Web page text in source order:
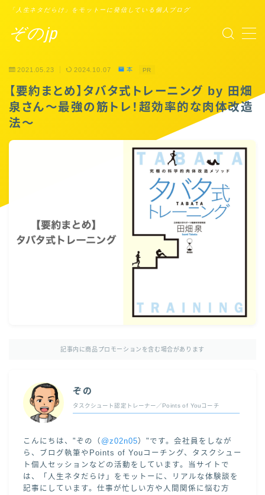
ぞのjp
「人生ネタだらけ」をモットーに発信している個人ブログ
MENU
Points of You
2021.05.23 2024.10.07 本 PR
【要約まとめ】タバタ式トレーニング by 田畑
泉さん〜最強の筋トレ！超効率的な肉体改造
法〜
記事内に商品プロモーションを含む場合があります
ぞの
タスクシュート認定トレーナー／Points of Youコーチ
こんにちは、"ぞの（ @z02n05）"です。会社員をしなが
ら、ブログ執筆やPoints of Youコーチング、タスクシュー
ト個人セッションなどの活動をしています。当サイトで
は、「人生ネタだらけ」をモットーに、リアルな体験談を
記事にしています。仕事が忙しい方や人間関係に悩む方